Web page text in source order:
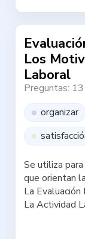
Los
Laboral
Preguntas: 13
organizar
Se utiliza
que orientan
La
La Actividad